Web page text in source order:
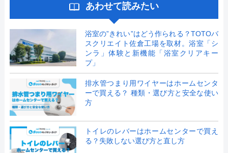
あわせて読みたい
浴室の”きれい”はどう作られる？TOTOバ
スクリエイト佐倉工場を取材。浴室「シ
ンラ」体験と新機能「浴室クリアキー
プ」
排水管つまり用ワイヤーはホームセンタ
ーで買える？ 種類・選び方と安全な使い
方
トイレのレバーはホームセンターで買え
る？失敗しない選び方と直し方